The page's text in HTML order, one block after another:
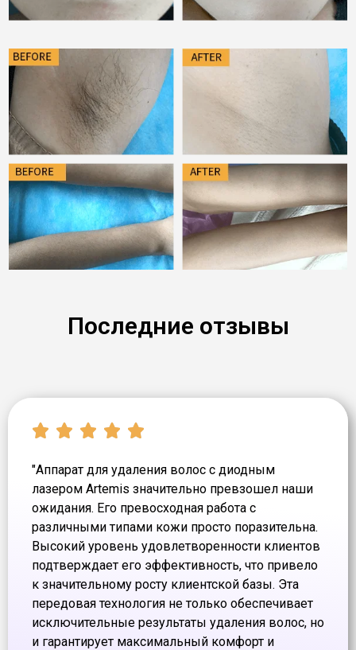
Последние отзывы
"Аппарат для удаления волос с диодным
лазером Artemis значительно превзошел наши
ожидания. Его превосходная работа с
различными типами кожи просто поразительна.
Высокий уровень удовлетворенности клиентов
подтверждает его эффективность, что привело
к значительному росту клиентской базы. Эта
передовая технология не только обеспечивает
исключительные результаты удаления волос, но
и гарантирует максимальный комфорт и